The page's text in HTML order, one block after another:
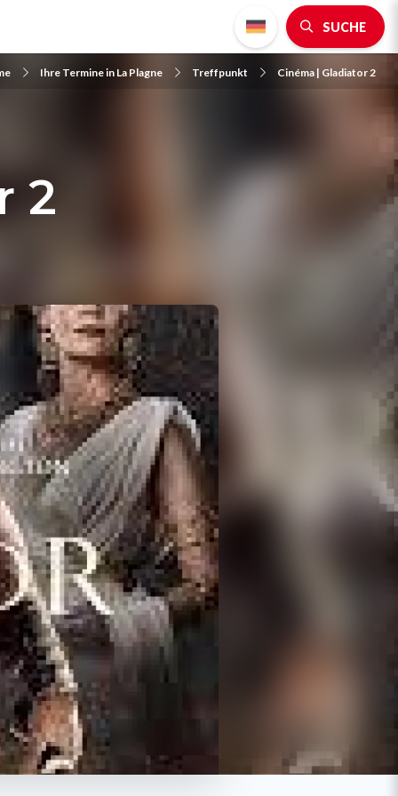
SUCHE
Ihre Termine in La Plagne Treffpunkt Cinéma | Gladiator 2
2